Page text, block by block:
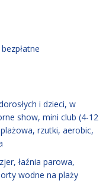
i dzieci, w
show, mini club (4-12
rzutki, aerobic,
łaźnia parowa,
wodne na plaży